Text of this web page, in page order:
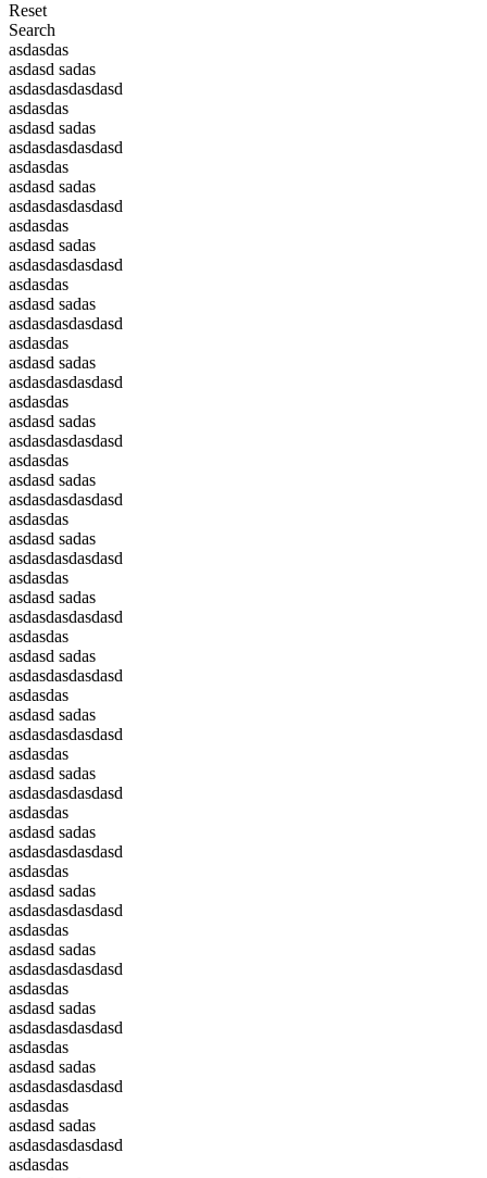
Reset
Search
asdasdas
asdasd sadas
asdasdasdasdasd
asdasdas
asdasd sadas
asdasdasdasdasd
asdasdas
asdasd sadas
asdasdasdasdasd
asdasdas
asdasd sadas
asdasdasdasdasd
asdasdas
asdasd sadas
asdasdasdasdasd
asdasdas
asdasd sadas
asdasdasdasdasd
asdasdas
asdasd sadas
asdasdasdasdasd
asdasdas
asdasd sadas
asdasdasdasdasd
asdasdas
asdasd sadas
asdasdasdasdasd
asdasdas
asdasd sadas
asdasdasdasdasd
asdasdas
asdasd sadas
asdasdasdasdasd
asdasdas
asdasd sadas
asdasdasdasdasd
asdasdas
asdasd sadas
asdasdasdasdasd
asdasdas
asdasd sadas
asdasdasdasdasd
asdasdas
asdasd sadas
asdasdasdasdasd
asdasdas
asdasd sadas
asdasdasdasdasd
asdasdas
asdasd sadas
asdasdasdasdasd
asdasdas
asdasd sadas
asdasdasdasdasd
asdasdas
asdasd sadas
asdasdasdasdasd
asdasdas